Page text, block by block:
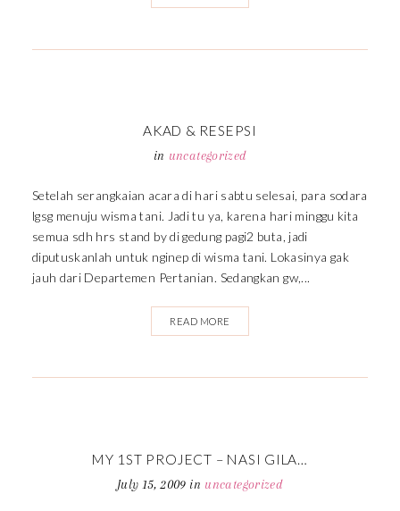
AKAD & RESEPSI
in uncategorized
Setelah serangkaian acara di hari sabtu selesai, para sodara
lgsg menuju wisma tani. Jadi tu ya, karena hari minggu kita
semua sdh hrs stand by di gedung pagi2 buta, jadi
diputuskanlah untuk nginep di wisma tani. Lokasinya gak
jauh dari Departemen Pertanian. Sedangkan gw,...
READ MORE
MY 1ST PROJECT – NASI GILA…
July 15, 2009 in uncategorized